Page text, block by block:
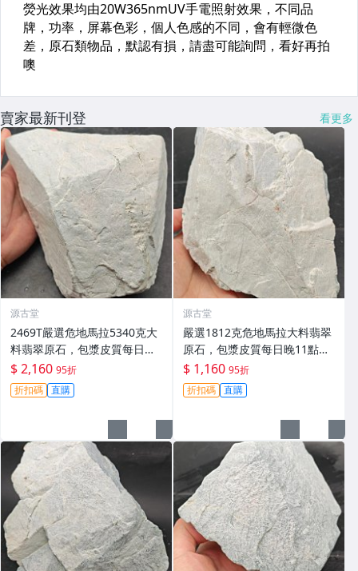
賣家最新刊登 看更多
源古堂
2469T嚴選危地馬拉5340克大
料翡翠原石，包漿皮質每日拍
賣截拍11點，真實成交等您
來！翡翠 原石 包漝
$ 2,160 95折
折扣碼 直購
源古堂
嚴選1812克危地馬拉大料翡翠
原石，包漿皮質每日晚11點截
拍。 危地馬拉 翡翠原石 大料
$ 1,160 95折
折扣碼 直購